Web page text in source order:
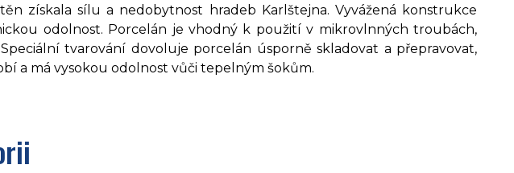
získala sílu a nedobytnost hradeb Karlštejna. Vyvážená konstrukce
odolnost. Porcelán je vhodný k použití v mikrovlnných troubách,
tvarování dovoluje porcelán úsporně skladovat a přepravovat,
a má vysokou odolnost vůči tepelným šokům.